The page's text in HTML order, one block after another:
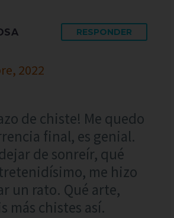
2022
RESPONDER
de chiste! Me quedo
final, es genial.
de sonreír, qué
me hizo
un rato. Qué arte,
más chistes así.